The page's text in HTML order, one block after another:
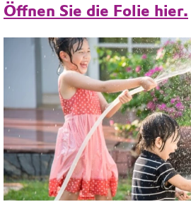
Öffnen Sie die Folie hier.